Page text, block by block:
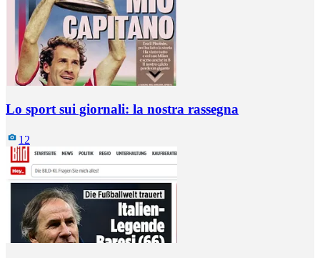
Lo sport sui giornali: la nostra rassegna
12